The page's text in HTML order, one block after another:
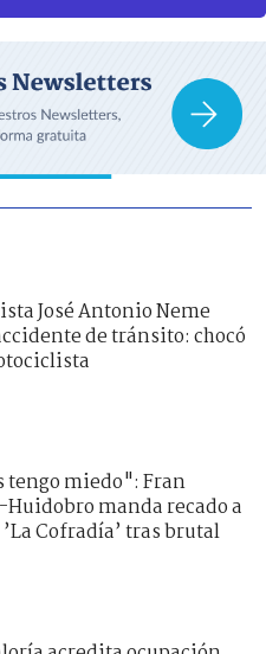
José Antonio Neme
de tránsito: chocó
tengo miedo": Fran
manda recado a
Cofradía’ tras brutal